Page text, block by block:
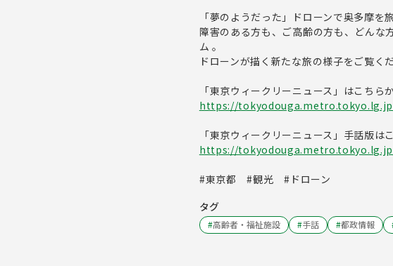
「夢のようだった」ドローンで奥多摩を
障害のある方も、ご高齢の方も、どんな
ム 。
ドローンが描く新たな旅の様子をご覧くだ
「東京ウィークリーニュース」はこちら
https://
「東京ウィークリーニュース」手話版は
https://
#東京都 #観光 #ドローン
タグ
#高齢者・福祉施設 #手話 #都政情報